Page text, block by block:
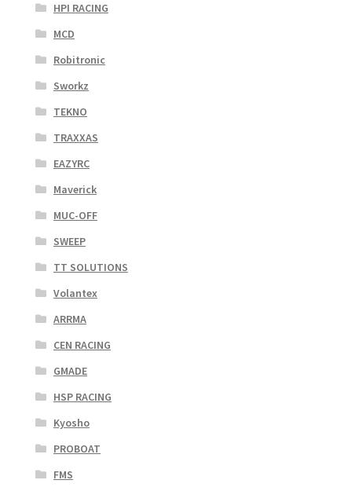
HPI RACING
MCD
Robitronic
Sworkz
TEKNO
TRAXXAS
EAZYRC
Maverick
MUC-OFF
SWEEP
TT SOLUTIONS
Volantex
ARRMA
CEN RACING
GMADE
HSP RACING
Kyosho
PROBOAT
FMS